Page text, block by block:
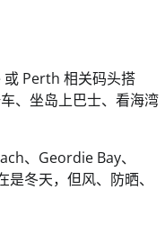
Perth 相关码头搭
、坐岛上巴士、看海湾
、Geordie Bay、
冬天，但风、防晒、